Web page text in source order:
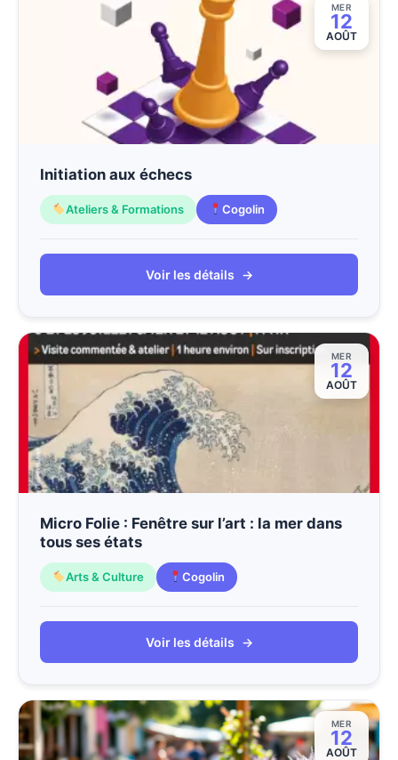
MER
12
AOÛT
Initiation aux échecs
Ateliers & Formations Cogolin
Voir les détails →
MER
12
AOÛT
Micro Folie : Fenêtre sur l’art : la mer dans
tous ses états
Arts & Culture Cogolin
Voir les détails →
MER
12
AOÛT